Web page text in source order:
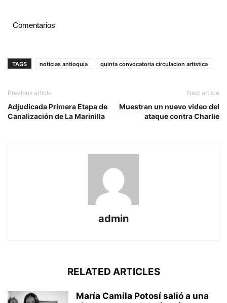
Comentarios
TAGS noticias antioquia quinta convocatoria circulacion artistica
Previous article
Adjudicada Primera Etapa de
Canalización de La Marinilla
Next article
Muestran un nuevo video del
ataque contra Charlie
admin
RELATED ARTICLES
María Camila Potosí salió a una